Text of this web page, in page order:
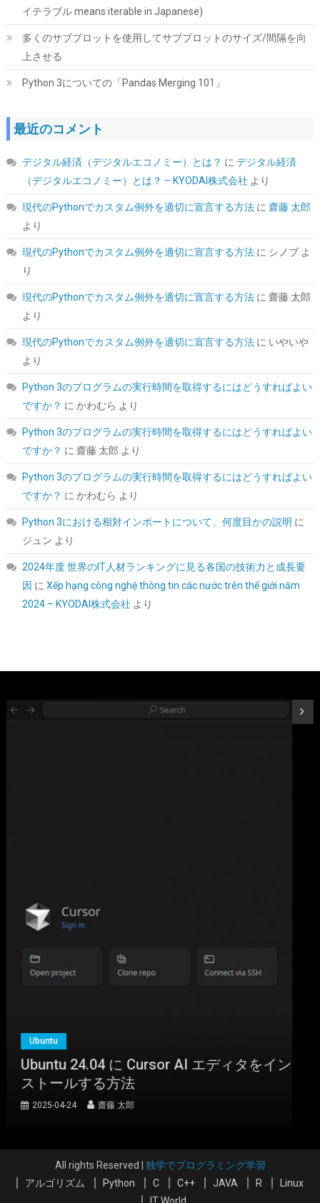
SYY サーマルペースト 3g CPUグリス カーボンベース 高性能 |
ス素材;非導電;なめらか塗布
(5459796) GBP 3.32
こちら)
【Amazon.co.jp 限定】Western Digital ウエスタンデジタル WD
Red Plus 内蔵 HDD 8TB CMR 3.5インチ SATA 5640rpm キャッシ
ュ256MB NAS メーカー保証3年 WD80EFAX-AJP エコパッケージ
【国内正規取扱代理店】
(542395) GBP 286.57 (2026-08-07 04:03 GMT +09:00 時点 -詳細は
こちら)
UGREEN 2.5 インチ HDD/SSD ケース 5Gbps 6TB容量 USB3.0
SATA3.0 高速ハードディスクケース | USB A-Micro B/9.5mm以下
イテラブル means iterable in Japanese)
多くのサブプロットを使用してサブプロットのサイズ/間隔を向
上させる
Python 3についての「Pandas Merging 101」
最近のコメント
デジタル経済（デジタルエコノミー）とは？ に デジタル経済
（デジタルエコノミー）とは？ – KYODAI株式会社 より
現代のPythonでカスタム例外を適切に宣言する方法に 齋藤 太郎
より
現代のPythonでカスタム例外を適切に宣言する方法に シノブよ
り
現代のPythonでカスタム例外を適切に宣言する方法に 齋藤 太郎
より
現代のPythonでカスタム例外を適切に宣言する方法に いやいや
より
Python 3のプログラムの実行時間を取得するにはどうすればよい
ですか？ に かわむら より
Python 3のプログラムの実行時間を取得するにはどうすればよい
ですか？ に 齋藤 太郎 より
Python 3のプログラムの実行時間を取得するにはどうすればよい
ですか？ に かわむら より
Python 3における相対インポートについて、何度目かの説明 に
ジュン より
2024年度 世界のIT人材ランキングに見る各国の技術力と成長要
因 に Xếp hạng công nghệ thông tin các nước trên thế giới năm
2024 – KYODAI株式会社 より
Ubuntu
Ubuntu 24.04 に Cursor AI エディタをイン
ストールする方法
2025-04-24 齋藤 太郎
All rights Reserved | 独学でプログラミング学習
アルゴリズム
Python C C++ JAVA R
Linux
IT World